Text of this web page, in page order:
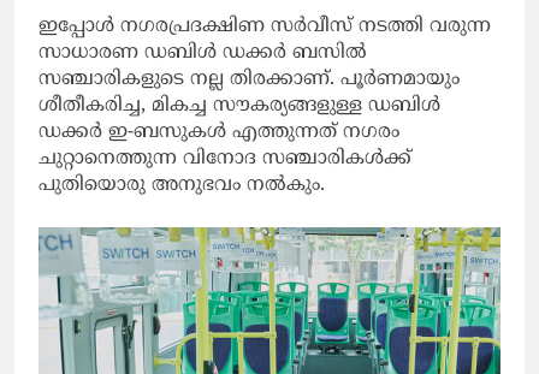
ഇപ്പോള്‍ നഗരപ്രദക്ഷിണ സര്‍വീസ് നടത്തി വരുന്ന
സാധാരണ ഡബിള്‍ ഡക്കര്‍ ബസില്‍
സഞ്ചാരികളുടെ നല്ല തിരക്കാണ്. പൂര്‍ണമായും
ശീതീകരിച്ച, മികച്ച സൗകര്യങ്ങളുള്ള ഡബിള്‍
ഡക്കര്‍ ഇ-ബസുകള്‍ എത്തുന്നത് നഗരം
ചുറ്റാനെത്തുന്ന വിനോദ സഞ്ചാരികള്‍ക്ക്
പുതിയൊരു അനുഭവം നല്‍കും.